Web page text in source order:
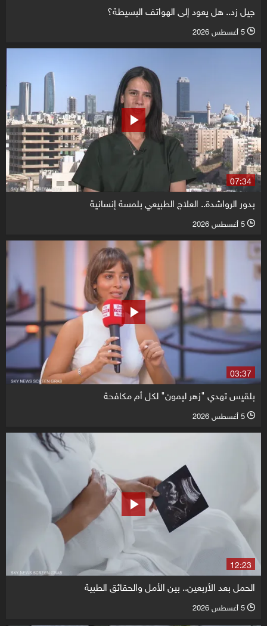
جيل زد.. هل يعود إلى الهواتف البسيطة؟
l 5 أغسطس 2026
07:34
بدور الرواشدة.. العلاج الطبيعي بلمسة إنسانية
l 5 أغسطس 2026
03:37
بلقيس تهدي "زهر ليمون" لكل أم مكافحة
l 5 أغسطس 2026
12:23
الحمل بعد الأربعين.. بين الأمل والحقائق الطبية
l 5 أغسطس 2026